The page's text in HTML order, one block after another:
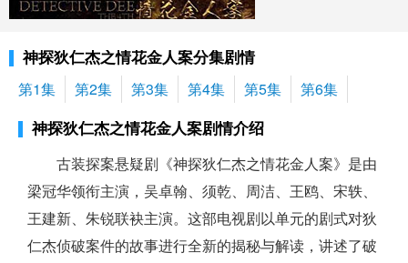
神探狄仁杰之情花金人案分集剧情
第1集 第2集 第3集 第4集 第5集 第6集
神探狄仁杰之情花金人案剧情介绍
古装探案悬疑剧《神探狄仁杰之情花金人案》是由
梁冠华领衔主演，吴卓翰、须乾、周洁、王鸥、宋轶、
王建新、朱锐联袂主演。这部电视剧以单元的剧式对狄
仁杰侦破案件的故事进行全新的揭秘与解读，讲述了破